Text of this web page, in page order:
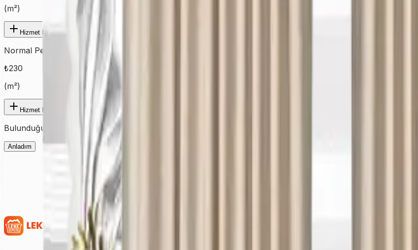
(m²)
Hizmet Ekle
Normal Perde
₺230
(m²)
Hizmet Ekle
Bulunduğunuz şehre ait fiyatları görmek için ilk olarak şehir seçimi yapmalısınız. Aksi takdirde farklı şehrin
Anladım